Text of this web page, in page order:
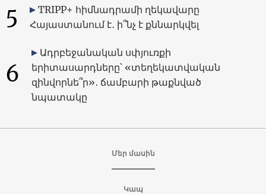
5
TRIPP+ հիմնադրամի ղեկավարը
Հայաստանում է․ ի՞նչ է քննարկվել
6
Ադրբեջանական սփյուռքի
երիտասարդները՝ «տեղեկատվական
զինվորնե՞ր»․ ճամբարի թաքնված
նպատակը
Մեր մասին
Կապ